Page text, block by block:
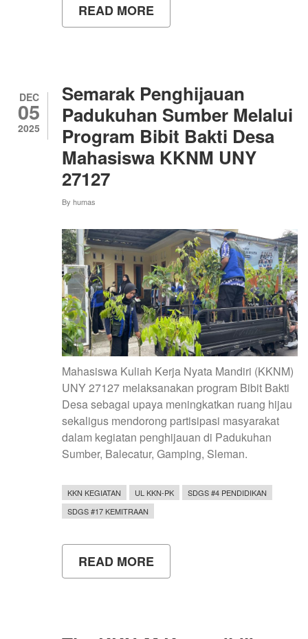
READ MORE
MAHASISWA
PEMELIHARAAN
BUSANA
REOG
WAYANG
DI
KEDON
BANTUL
DEC
05
2025
Semarak Penghijauan
Padukuhan Sumber Melalui
Program Bibit Bakti Desa
Mahasiswa KKNM UNY
27127
By humas
Mahasiswa Kuliah Kerja Nyata Mandiri (KKNM)
UNY 27127 melaksanakan program Bibit Bakti
Desa sebagai upaya meningkatkan ruang hijau
sekaligus mendorong partisipasi masyarakat
dalam kegiatan penghijauan di Padukuhan
Sumber, Balecatur, Gamping, Sleman.
KKN KEGIATAN UL KKN-PK
SDGS #4 PENDIDIKAN
SDGS #17 KEMITRAAN
READ MORE
SEMARAK